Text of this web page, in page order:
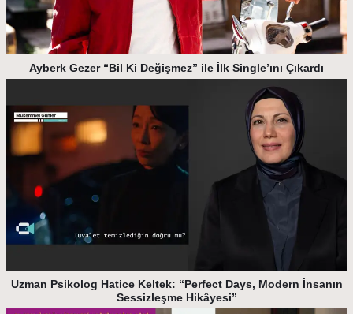
Ayberk Gezer “Bil Ki Değişmez” ile İlk Single’ını Çıkardı
Uzman Psikolog Hatice Keltek: “Perfect Days, Modern İnsanın
Sessizleşme Hikâyesi”